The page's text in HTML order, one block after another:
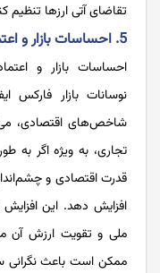
تقاضای آتی ارزها تنظیم
5. احساسات بازار و اعتمادبه‌نفس سرمایه‌گذاران
احساسات بازار و
نوسانات بازار فارکس
شاخص‌های اقتصادی،
تجاری، به ‌ویژه اگر به
قدرت اقتصادی و
افزایش دهد. این افزایش
ملی و تقویت ارزش آن
ممکن است باعث نگرانی